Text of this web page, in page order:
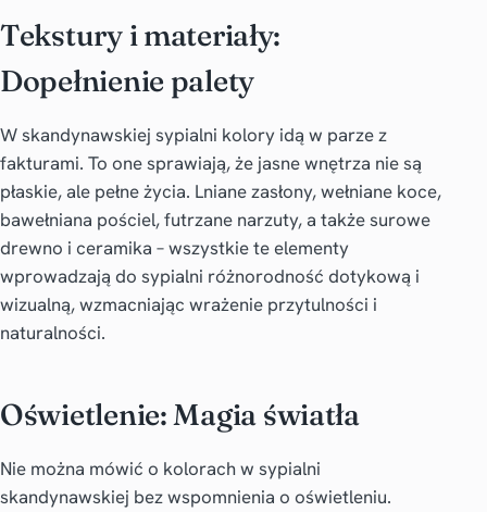
Tekstury i materiały:
Dopełnienie palety
W skandynawskiej sypialni kolory idą w parze z
fakturami. To one sprawiają, że jasne wnętrza nie są
płaskie, ale pełne życia. Lniane zasłony, wełniane koce,
bawełniana pościel, futrzane narzuty, a także surowe
drewno i ceramika – wszystkie te elementy
wprowadzają do sypialni różnorodność dotykową i
wizualną, wzmacniając wrażenie przytulności i
naturalności.
Oświetlenie: Magia światła
Nie można mówić o kolorach w sypialni
skandynawskiej bez wspomnienia o oświetleniu.